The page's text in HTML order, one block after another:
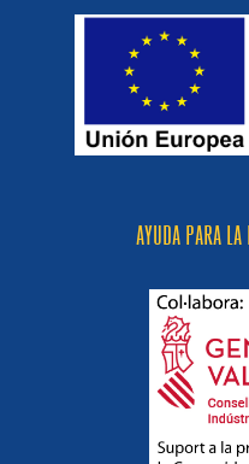
AYUDA PARA